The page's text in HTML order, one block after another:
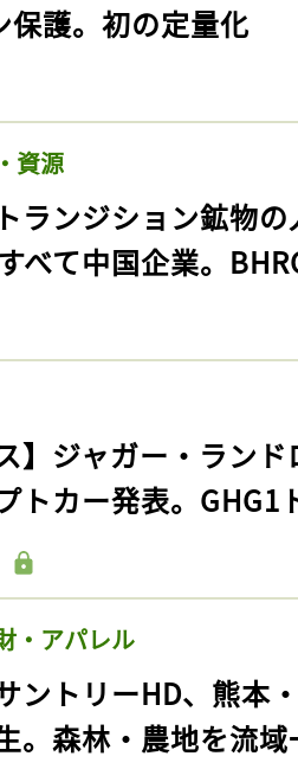
保護。初の定量化
資源
ランジション鉱物
べて中国企業。
】ジャガー・ラン
トカー発表。GHG1
・アパレル
ントリーHD、熊本
。森林・農地を流